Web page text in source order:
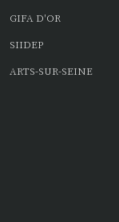
GIFA D'OR
SIIDEP
ARTS-SUR-SEINE